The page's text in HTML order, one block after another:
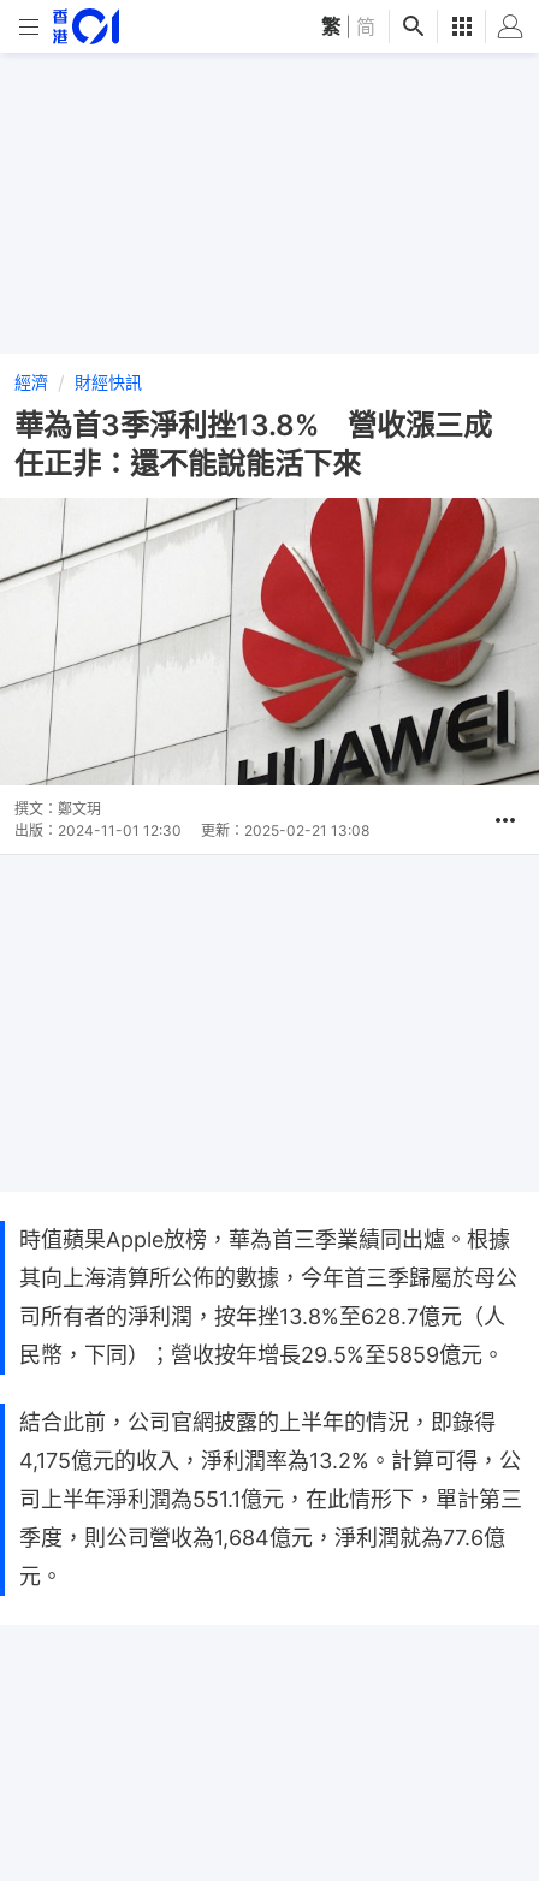
繁 简
經濟 財經快訊
華為首3季淨利挫13.8% 營收漲三成
任正非：還不能說能活下來
撰文： 鄭文玥
出版： 2024-11-01 12:30 更新： 2025-02-21 13:08
時值蘋果Apple放榜，華為首三季業績同出爐。根據
其向上海清算所公佈的數據，今年首三季歸屬於母公
司所有者的淨利潤，按年挫13.8%至628.7億元（人
民幣，下同）；營收按年增長29.5%至5859億元。
結合此前，公司官網披露的上半年的情況，即錄得
4,175億元的收入，淨利潤率為13.2%。計算可得，公
司上半年淨利潤為551.1億元，在此情形下，單計第三
季度，則公司營收為1,684億元，淨利潤就為77.6億
元。